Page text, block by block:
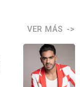
VER MÁS